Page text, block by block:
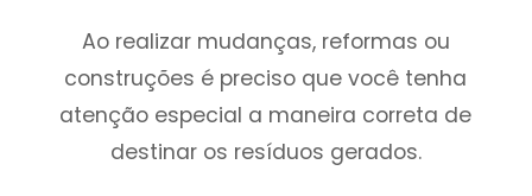
Ao realizar mudanças, reformas ou
construções é preciso que você tenha
atenção especial a maneira correta de
destinar os resíduos gerados.